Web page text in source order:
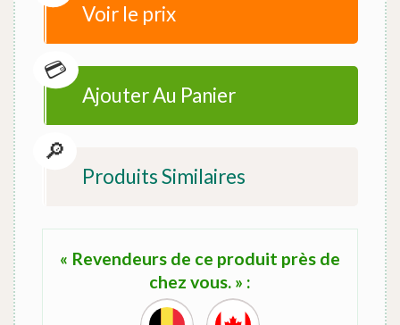
Voir le prix
Ajouter Au Panier
Produits Similaires
« Revendeurs de ce produit près de
chez vous. » :